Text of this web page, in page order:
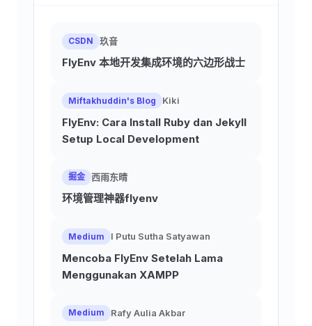
CSDN 玖音
FlyEnv 本地开发集成环境的六边形战士
Miftakhuddin's Blog Kiki
FlyEnv: Cara Install Ruby dan Jekyll
Setup Local Development
掘金 西雨东晴
环境管理神器flyenv
Medium I Putu Sutha Satyawan
Mencoba FlyEnv Setelah Lama
Menggunakan XAMPP
Medium Rafy Aulia Akbar